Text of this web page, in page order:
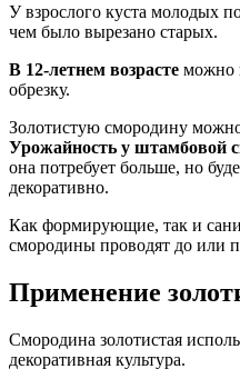
У взрослого куста молодых
чем было вырезано старых.
В 12-летнем возрасте можно
обрезку.
Золотистую смородину
Урожайность у штамбовой
она потребует больше, но
декоративно.
Как формирующие, так и
смородины проводят до или
Применение
Смородина золотистая
декоративная культура.